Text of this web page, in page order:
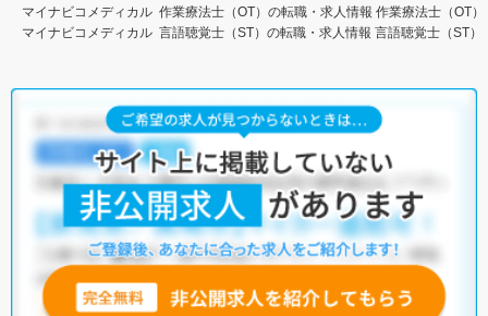
マイナビコメディカル 作業療法士（OT）の転職・求人情報 作業療法士（OT
マイナビコメディカル 言語聴覚士（ST）の転職・求人情報 言語聴覚士（ST）